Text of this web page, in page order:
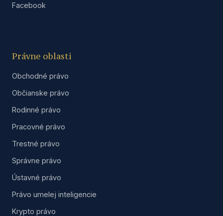
Facebook
Právne oblasti
Obchodné právo
Občianske právo
Rodinné právo
Pracovné právo
Trestné právo
Správne právo
Ústavné právo
Právo umelej inteligencie
Krypto právo